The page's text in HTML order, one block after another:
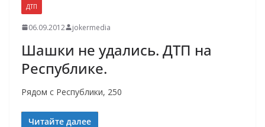
ДТП
06.09.2012 jokermedia
Шашки не удались. ДТП на
Республике.
Рядом с Республики, 250
Читайте далее